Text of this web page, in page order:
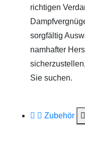
richtigen
sorgfältig
namhafter
Sie suchen.
Zubehör